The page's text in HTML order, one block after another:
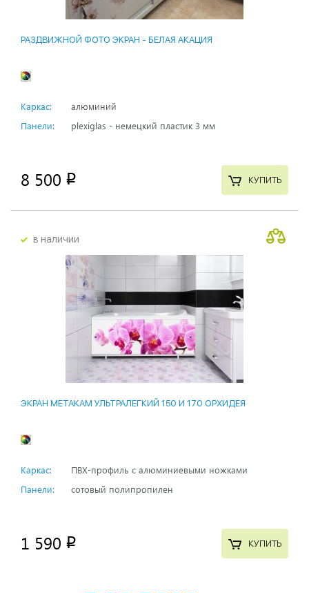
РАЗДВИЖНОЙ ФОТО ЭКРАН - БЕЛАЯ АКАЦИЯ
Каркас:
алюминий
Панели:
plexiglas - немецкий пластик 3 мм
8 500 p КУПИТЬ
в наличии
ЭКРАН МЕТАКАМ УЛЬТРАЛЕГКИЙ 150 И 170 ОРХИДЕЯ
Каркас:
ПВХ-профиль с алюминиевыми ножками
Панели:
сотовый полипропилен
1 590 p КУПИТЬ